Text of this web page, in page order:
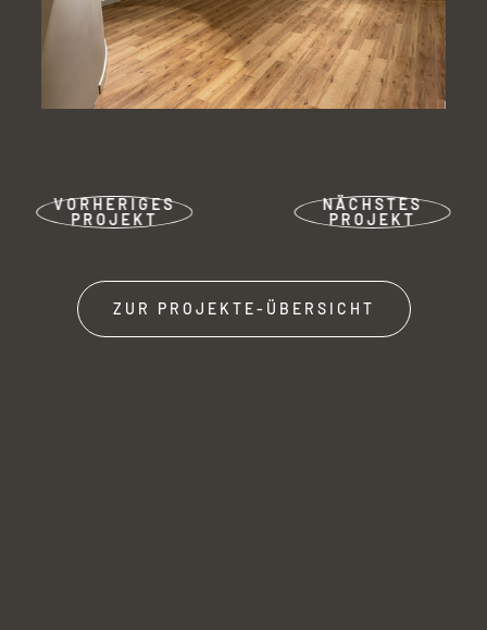
VORHERIGES
PROJEKT
ZUR PROJEKTE-ÜBERSICHT
NÄCHSTES
PROJEKT